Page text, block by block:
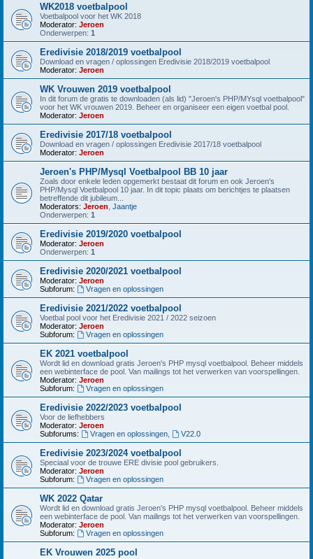
WK2018 voetbalpool
Voetbalpool voor het WK 2018
Moderator: Jeroen
Onderwerpen: 1
Eredivisie 2018/2019 voetbalpool
Download en vragen / oplossingen Eredivisie 2018/2019 voetbalpool
Moderator: Jeroen
WK Vrouwen 2019 voetbalpool
In dit forum de gratis te downloaden (als lid) "Jeroen's PHP/MYsql voetbalpool"
voor het WK vrouwen 2019. Beheer en organiseer een eigen voetbal pool.
Moderator: Jeroen
Eredivisie 2017/18 voetbalpool
Download en vragen / oplossingen Eredivisie 2017/18 voetbalpool
Moderator: Jeroen
Jeroen's PHP/Mysql Voetbalpool BB 10 jaar
Zoals door enkele leden opgemerkt bestaat dit forum en ook Jeroen's
PHP/Mysql Voetbalpool 10 jaar. In dit topic plaats om berichtjes te plaatsen
betreffende dit jubileum...
Moderators: Jeroen Jaantje
Onderwerpen: 1
Eredivisie 2019/2020 voetbalpool
Moderator: Jeroen
Onderwerpen: 1
Eredivisie 2020/2021 voetbalpool
Moderator: Jeroen
Subforum:
Vragen en oplossingen
Eredivisie 2021/2022 voetbalpool
Voetbal pool voor het Eredivisie 2021 / 2022 seizoen
Moderator: Jeroen
Subforum:
Vragen en oplossingen
EK 2021 voetbalpool
Wordt lid en download gratis Jeroen's PHP mysql voetbalpool. Beheer middels
een webinterface de pool. Van mailings tot het verwerken van voorspellingen.
Moderator: Jeroen
Subforum:
Vragen en oplossingen
Eredivisie 2022/2023 voetbalpool
Voor de liefhebbers
Moderator: Jeroen
Subforums:
Vragen en oplossingen, V22.0
Eredivisie 2023/2024 voetbalpool
Speciaal voor de trouwe ERE divisie pool gebruikers.
Moderator: Jeroen
Subforum:
Vragen en oplossingen
WK 2022 Qatar
Wordt lid en download gratis Jeroen's PHP mysql voetbalpool. Beheer middels
een webinterface de pool. Van mailings tot het verwerken van voorspellingen.
Moderator: Jeroen
Subforum:
Vragen en oplossingen
EK Vrouwen 2025 pool